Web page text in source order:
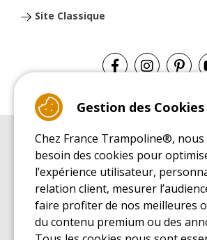
Site Classique
GUIDE D'ACHAT
Guide d'achat pour les trampolines de loisirs
GUIDE DE MONTAGE
Guide de montage pour les trampolines de loisirs
GUIDE D'ENTRETIEN
Guide d'entretien des trampolines de loisirs
Gestion des Cookies
Chez France Trampoline®, nous
besoin des cookies pour
l’expérience utilisateur,
relation client, mesurer
faire profiter de nos meilleures
du contenu premium ou des